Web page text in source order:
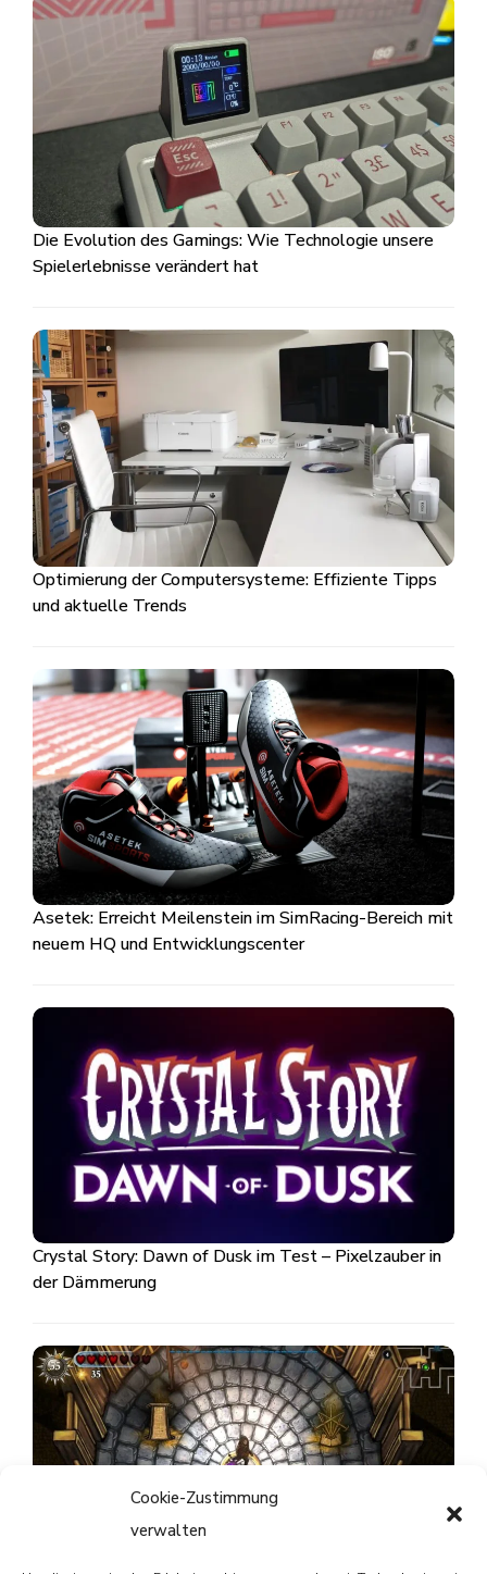
Cookie-Zustimmung
verwalten
Die Evolution des Gamings: Wie Technologie unsere
Spielerlebnisse verändert hat
Optimierung der Computersysteme: Effiziente Tipps
und aktuelle Trends
Asetek: Erreicht Meilenstein im SimRacing-Bereich mit
neuem HQ und Entwicklungscenter
Crystal Story: Dawn of Dusk im Test – Pixelzauber in
der Dämmerung